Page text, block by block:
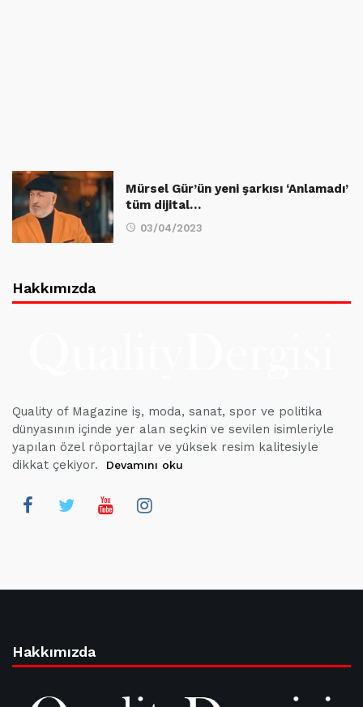
Mürsel Gür’ün yeni şarkısı ‘Anlamadı’
tüm dijital…
03/04/2023
Hakkımızda
Quality of Magazine iş, moda, sanat, spor ve politika
dünyasının içinde yer alan seçkin ve sevilen isimleriyle
yapılan özel röportajlar ve yüksek resim kalitesiyle
dikkat çekiyor.
Devamını oku
Hakkımızda